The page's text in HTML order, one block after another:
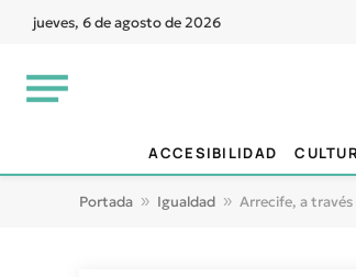
jueves, 6 de agosto de 2026
ACCESIBILIDAD
Portada » Igualdad » Arrecife, a